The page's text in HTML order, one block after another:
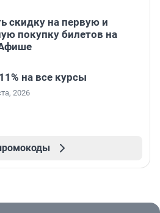
скидку на первую и
покупку билетов на
на все курсы
2026